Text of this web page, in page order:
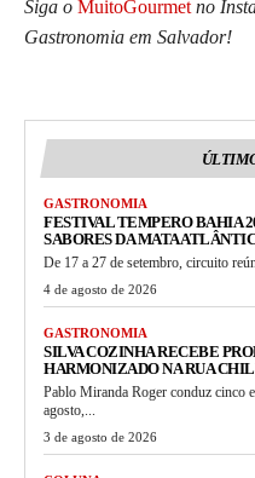
Siga o MuitoGourmetno
Gastronomia em Salvador!
GASTRONOMIA
FESTIVAL TEMPERO BAHIA
SABORES DA MATA
De 17 a 27 de setembro, circuito
4 de agosto de 2026
GASTRONOMIA
SILVA COZINHA RECEBE
HARMONIZADO NA RUA
Pablo Miranda Roger conduz cinco
agosto,...
3 de agosto de 2026